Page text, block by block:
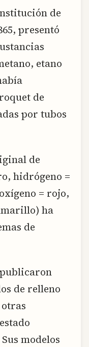
de
presentó
etano
de
por tubos
de
hidrógeno =
= rojo,
ha
de
de relleno
modelos